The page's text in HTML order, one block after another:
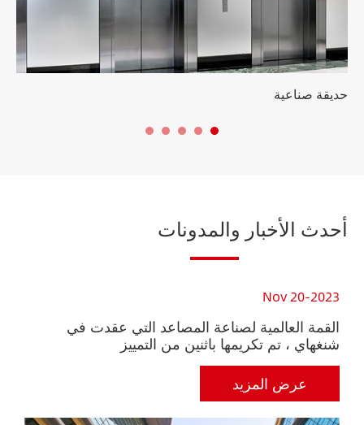
حديقة صناعية
أحدث الأخبار والمدونات
Nov 20-2023
القمة العالمية لصناعة المصاعد التي عقدت في
شنغهاي ، تم تكريمها باثنين من التمييز
عرض المزيد